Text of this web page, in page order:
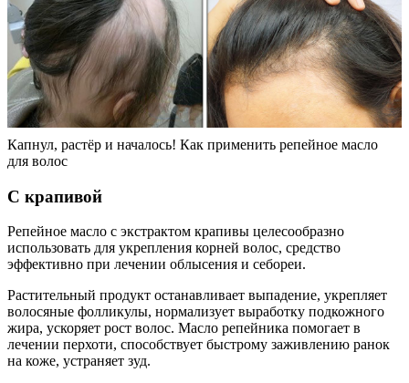
Капнул, растёр и началось! Как применить репейное масло
для волос
С крапивой
Репейное масло с экстрактом крапивы целесообразно
использовать для укрепления корней волос, средство
эффективно при лечении облысения и себореи.
Растительный продукт останавливает выпадение, укрепляет
волосяные фолликулы, нормализует выработку подкожного
жира, ускоряет рост волос. Масло репейника помогает в
лечении перхоти, способствует быстрому заживлению ранок
на коже, устраняет зуд.